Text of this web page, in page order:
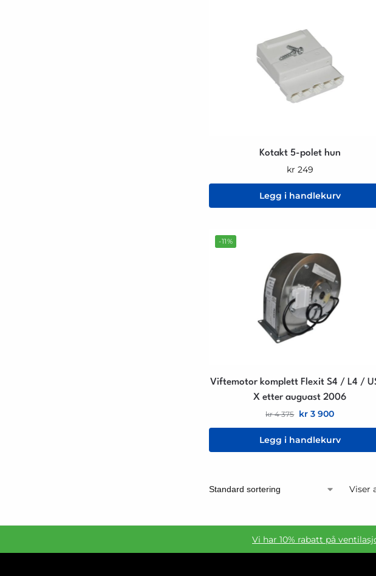
Kotakt 5-polet hun
kr 249
Legg i handlekurv
-11%
Viftemotor komplett Flexit S4 / L4 /
X etter auguast 2006
kr4 375 kr 3 900
Legg i handlekurv
Viser
Vi har 10% rabatt på